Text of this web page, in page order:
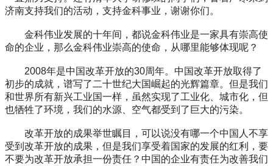
济南支持我们的活动，支持金科事业，谢谢你们。
金科伟业发展的十年间，都说金科伟业是一家具有崇高使
命的企业，那么金科伟业崇高的使命，从哪里能够体现呢？
2008年是中国改革开放的30周年。中国改革开放取得了
初步的成就，谱写了二十世纪大国崛起的光辉篇章。但是我们
和世界所有新兴工业国一样，虽然实现了工业化、城市化，但
也牺牲了环境，我们的水源、空气都受到了巨大的污染。
改革开放的成果举世瞩目，可以说没有哪一个中国人不享
受到改革开放的成果，但是我们享受着国家的发展的红利，要
不要为改革开放承担一份责任？中国的企业有责任为改善我们